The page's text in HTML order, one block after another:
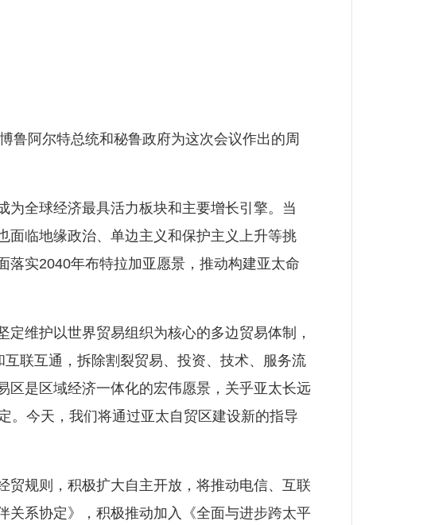
阿尔特总统和秘鲁政府为这次会议作出的周
全球经济最具活力板块和主要增长引擎。当
面临地缘政治、单边主义和保护主义上升等挑
落实2040年布特拉加亚愿景，推动构建亚太命
维护以世界贸易组织为核心的多边贸易体制，
联互通，拆除割裂贸易、投资、技术、服务流
区是区域经济一体化的宏伟愿景，关乎亚太长远
。今天，我们将通过亚太自贸区建设新的指导
规则，积极扩大自主开放，将推动电信、互联
关系协定》，积极推动加入《全面与进步跨太平